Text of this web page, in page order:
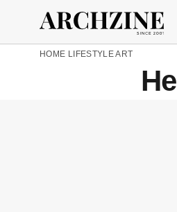
HOME LIFESTYLEART